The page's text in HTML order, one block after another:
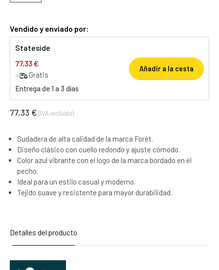
Vendido y enviado por:
Stateside
77,33 €
Gratis
Entrega de 1 a 3 días
Añadir a la cesta
77,33 € (IVA incluido)
Sudadera de alta calidad de la marca Forét.
Diseño clásico con cuello redondo y ajuste cómodo.
Color azul vibrante con el logo de la marca bordado en el
pecho.
Ideal para un estilo casual y moderno.
Tejido suave y resistente para mayor durabilidad.
Detalles del producto